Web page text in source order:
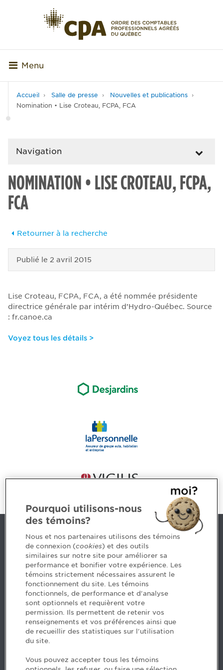
Menu
Accueil Salle de presse
Nouvelles et publications
Nomination • Lise Croteau, FCPA, FCA
Navigation
NOMINATION • LISE CROTEAU, FCPA,
FCA
Retourner à la recherche
Publié le 2 avril 2015
Lise Croteau, FCPA, FCA, a été nommée présidente
directrice générale par intérim d’Hydro-Québec. Source
: fr.canoe.ca
Voyez tous les détails >
Nous joindre
5, Place Ville Marie, bureau 800, Montréal (Québec)
H3B 2G2
www.cpaquebec.ca
Des questions? Faites appel à notre équipe >
Envie de mettre de l’Ordre dans votre carrière? Voyez
les postes disponibles >
Facebook - Devenir CPA
Pourquoi utilisons-nous
des témoins?
Nous et nos partenaires utilisons des témoins
de connexion (cookies) et des outils
similaires sur notre site pour améliorer sa
performance et bonifier votre expérience. Les
témoins strictement nécessaires assurent le
fonctionnement du site. Les témoins
fonctionnels, de performance et d'analyse
sont optionnels et requièrent votre
permission. Ils permettent de retenir vos
renseignements et vos préférences ainsi que
de recueillir des statistiques sur l'utilisation
du site.
Vous pouvez accepter tous les témoins